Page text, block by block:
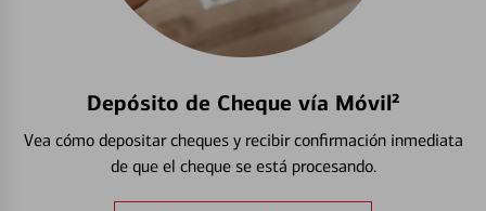
Depósito de Cheque vía Móvil²
Vea cómo depositar cheques y recibir confirmación inmediata
de que el cheque se está procesando.